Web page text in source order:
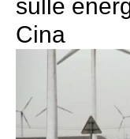
sulle
Cina